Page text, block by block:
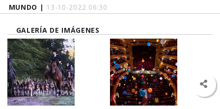
MUNDO | 13-10-2022 06:30
GALERÍA DE IMÁGENES